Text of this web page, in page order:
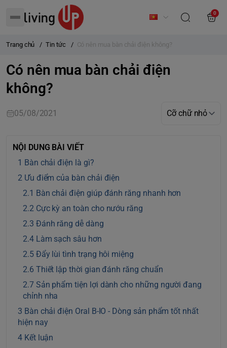
0
Trang chủ / Tin tức / Có nên mua bàn chải điện không?
Có nên mua bàn chải điện
không?
05/08/2021
NỘI DUNG BÀI VIẾT
Bàn chải điện là gì?
Ưu điểm của bàn chải điện
Bàn chải điện giúp đánh răng nhanh hơn
Cực kỳ an toàn cho nướu răng
Đánh răng dễ dàng
Làm sạch sâu hơn
Đẩy lùi tình trạng hôi miệng
Thiết lập thời gian đánh răng chuẩn
Sản phẩm tiện lợi dành cho những người đang
chỉnh nha
Bàn chải điện Oral B-IO - Dòng sản phẩm tốt nhất
hiện nay
Kết luận